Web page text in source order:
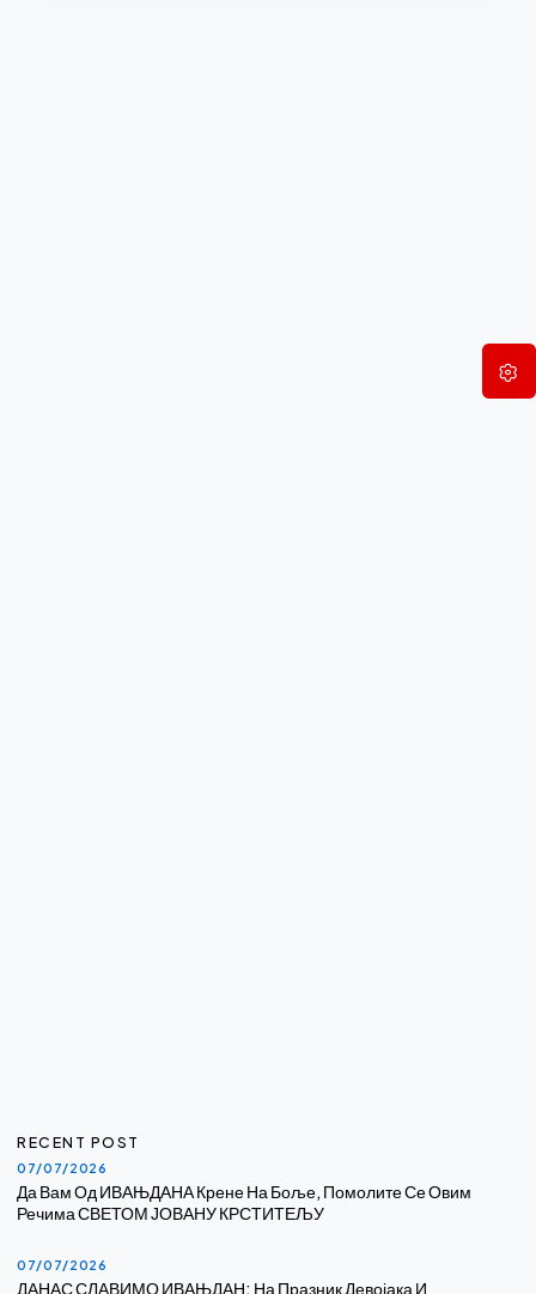
RECENT POST
07/07/2026
Да Вам Од ИВАЊДАНА Крене На Боље, Помолите Се Овим
Речима СВЕТОМ ЈОВАНУ КРСТИТЕЉУ
07/07/2026
ДАНАС СЛАВИМО ИВАЊДАН: На Празник Девојака И